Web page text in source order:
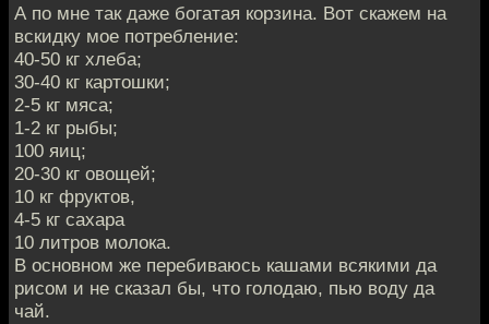
А по мне так даже богатая корзина. Вот скажем на
вскидку мое потребление:
40-50 кг хлеба;
30-40 кг картошки;
2-5 кг мяса;
1-2 кг рыбы;
100 яиц;
20-30 кг овощей;
10 кг фруктов,
4-5 кг сахара
10 литров молока.
В основном же перебиваюсь кашами всякими да
рисом и не сказал бы, что голодаю, пью воду да
чай.